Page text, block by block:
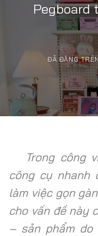
Pegboard
ĐÃ ĐĂNG
Trong công
công cụ nhanh
làm việc gọn
cho vấn đề này
– sản phẩm do